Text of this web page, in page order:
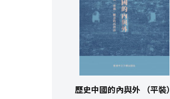
歷史中國的內與外 （平裝）